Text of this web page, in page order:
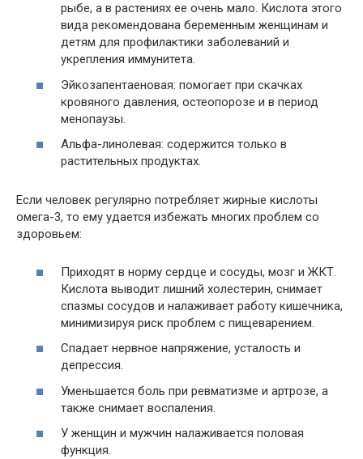
рыбе, а в растениях ее очень мало. Кислота этого
вида рекомендована беременным женщинам и
детям для профилактики заболеваний и
укрепления иммунитета.
Эйкозапентаеновая: помогает при скачках
кровяного давления, остеопорозе и в период
менопаузы.
Альфа-линолевая: содержится только в
растительных продуктах.
Если человек регулярно потребляет жирные кислоты
омега-3, то ему удается избежать многих проблем со
здоровьем:
Приходят в норму сердце и сосуды, мозг и ЖКТ.
Кислота выводит лишний холестерин, снимает
спазмы сосудов и налаживает работу кишечника,
минимизируя риск проблем с пищеварением.
Спадает нервное напряжение, усталость и
депрессия.
Уменьшается боль при ревматизме и артрозе, а
также снимает воспаления.
У женщин и мужчин налаживается половая
функция.